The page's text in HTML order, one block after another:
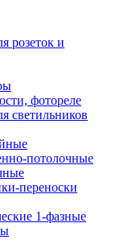
розеток и
фотореле
светильников
потолочные
переноски
1-фазные